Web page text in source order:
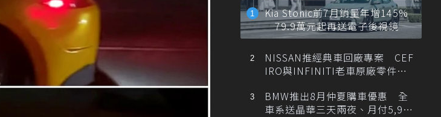
Kia Stonic前7月銷量年增145%
79.9萬元起再送電子後視鏡
NISSAN推經典車回廠專案 CEF
IRO與INFINITI老車原廠零件最
BMW推出8月仲夏購車優惠 全
車系送晶華三天兩夜、月付5,900